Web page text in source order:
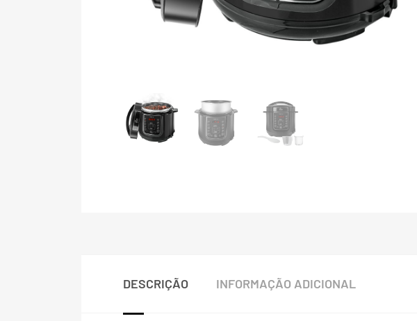
DESCRIÇÃO INFORMAÇÃO ADICIONAL